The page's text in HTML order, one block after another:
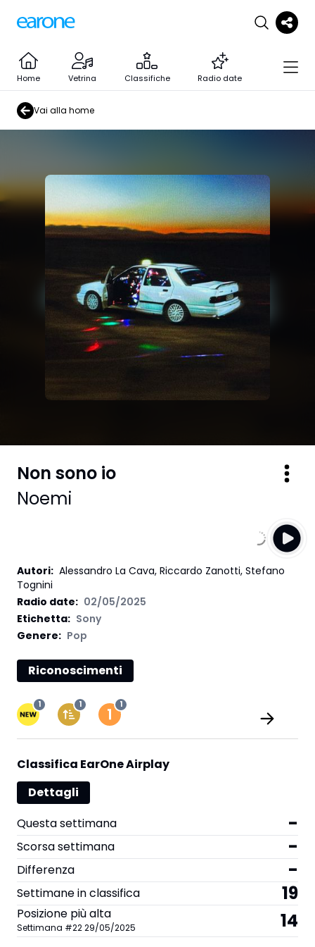
Home Vetrina Classifiche Radio date
Vai alla home
Non sono io
Noemi
Autori: Alessandro La Cava, Riccardo Zanotti, Stefano
Tognini
Radio date: 02/05/2025
Etichetta: Sony
Genere: Pop
Riconoscimenti
1 1 1
Classifica EarOne Airplay
Dettagli
Questa settimana
-
Scorsa settimana -
Differenza -
Settimane in classifica 19
Posizione più alta
Settimana #2229/05/2025 14